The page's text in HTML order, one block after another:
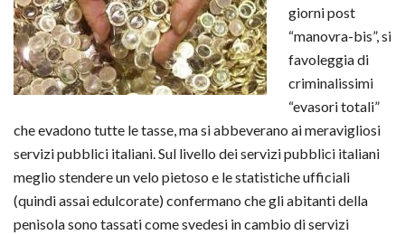
giorni post
“manovra-bis”, si
favoleggia di
criminalissimi
“evasori totali”
che evadono tutte le tasse, ma si abbeverano ai meravigliosi
servizi pubblici italiani. Sul livello dei servizi pubblici italiani
meglio stendere un velo pietoso e le statistiche ufficiali
(quindi assai edulcorate) confermano che gli abitanti della
penisola sono tassati come svedesi in cambio di servizi